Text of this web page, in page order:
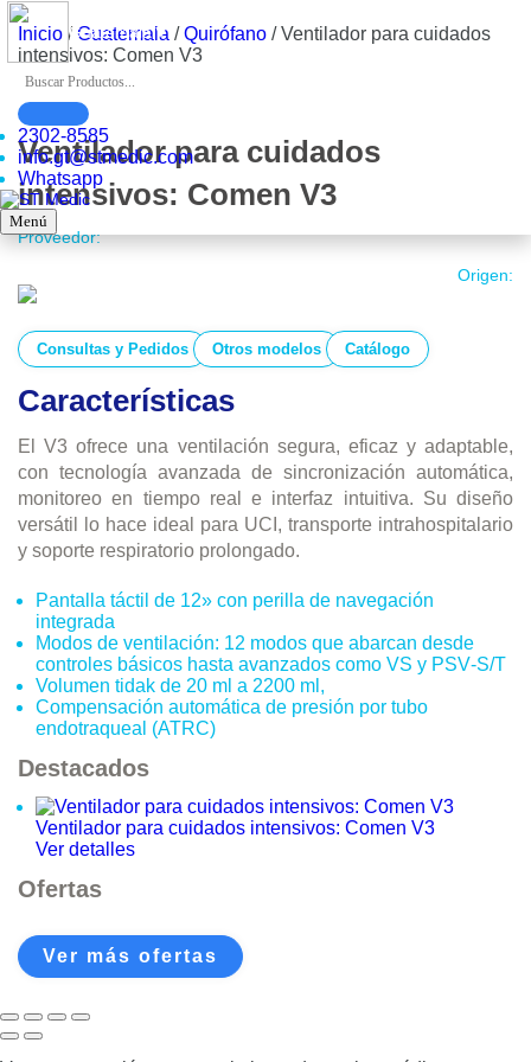
Guatemala▼
2302-8585
info.gt@stmedic.com
Whatsapp
Menú
Inicio / Guatemala /Quirófano /Ventilador para cuidados
intensivos: Comen V3
Ventilador para cuidados
intensivos: Comen V3
Proveedor:
Origen:
Consultas y Pedidos Otros modelos Catálogo
Características
El V3 ofrece una ventilación segura, eficaz y adaptable,
con tecnología avanzada de sincronización automática,
monitoreo en tiempo real e interfaz intuitiva. Su diseño
versátil lo hace ideal para UCI, transporte intrahospitalario
y soporte respiratorio prolongado.
Pantalla táctil de 12» con perilla de navegación
integrada
Modos de ventilación: 12 modos que abarcan desde
controles básicos hasta avanzados como VS y PSV‑S/T
Volumen tidak de 20 ml a 2200 ml,
Compensación automática de presión por tubo
endotraqueal (ATRC)
Destacados
Ventilador para cuidados intensivos: Comen V3
Ver detalles
Ofertas
Ver más ofertas